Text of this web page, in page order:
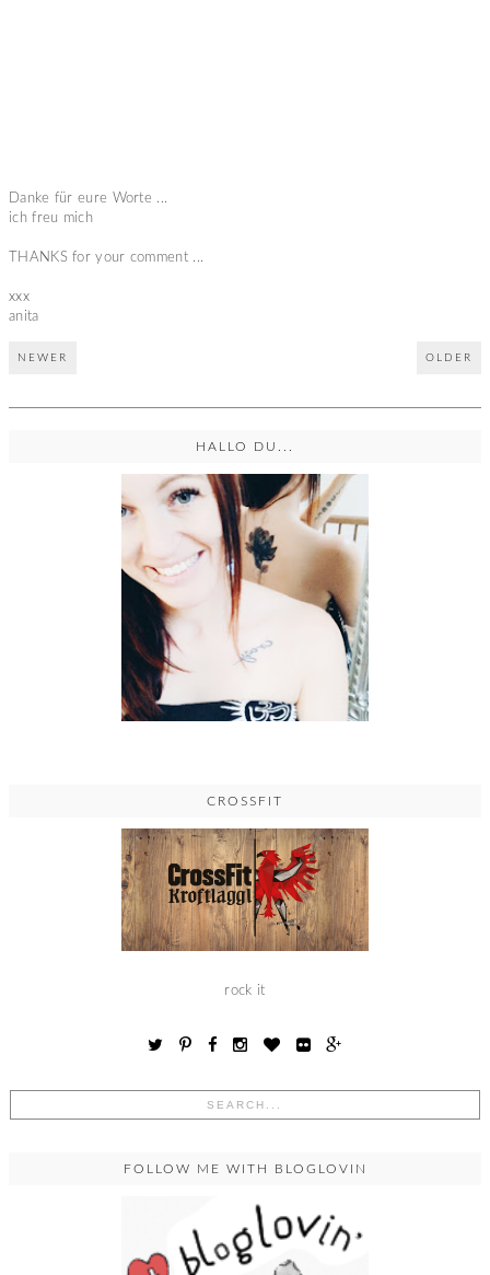
Danke für eure Worte ...
ich freu mich
THANKS for your comment ...
xxx
anita
NEWER OLDER
HALLO DU...
CROSSFIT
rock it
FOLLOW ME WITH BLOGLOVIN